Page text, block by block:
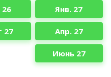
Янв. 27
27 Апр. 27
Июнь 27